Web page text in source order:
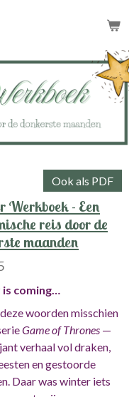
Ook als PDF
Werkboek - Een
reis door de
maanden
coming…
woorden misschien
Game of Thrones —
verhaal vol draken,
en gestoorde
Daar was winter iets